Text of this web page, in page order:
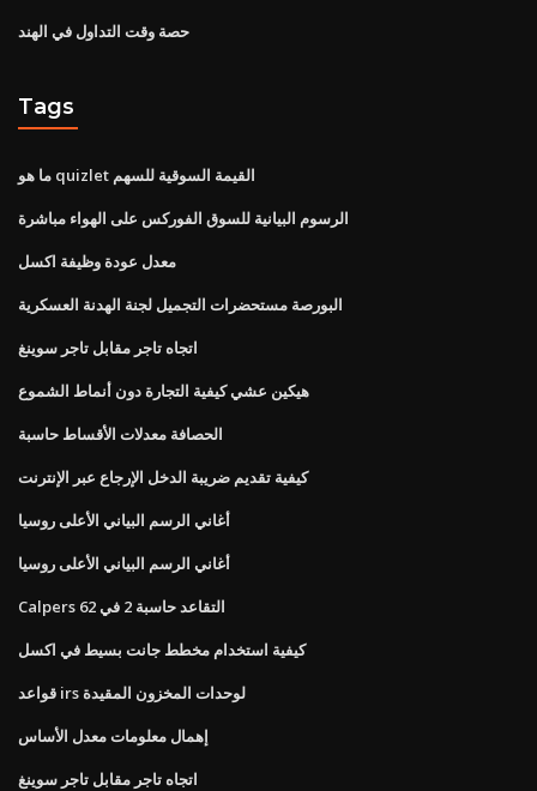
حصة وقت التداول في الهند
Tags
ما هو quizlet القيمة السوقية للسهم
الرسوم البيانية للسوق الفوركس على الهواء مباشرة
معدل عودة وظيفة اكسل
البورصة مستحضرات التجميل لجنة الهدنة العسكرية
اتجاه تاجر مقابل تاجر سوينغ
هيكين عشي كيفية التجارة دون أنماط الشموع
الحصافة معدلات الأقساط حاسبة
كيفية تقديم ضريبة الدخل الإرجاع عبر الإنترنت
أغاني الرسم البياني الأعلى روسيا
أغاني الرسم البياني الأعلى روسيا
Calpers التقاعد حاسبة 2 في 62
كيفية استخدام مخطط جانت بسيط في اكسل
قواعد irs لوحدات المخزون المقيدة
إهمال معلومات معدل الأساس
اتجاه تاجر مقابل تاجر سوينغ